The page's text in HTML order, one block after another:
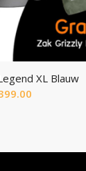
XL Blauw